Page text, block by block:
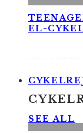
EL-
SEE ALL